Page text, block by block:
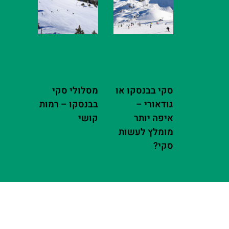
סקי בבנסקו או
גודאורי –
איפה יותר
מומלץ לעשות
סקי?
מסלולי סקי
בבנסקו – רמות
קושי